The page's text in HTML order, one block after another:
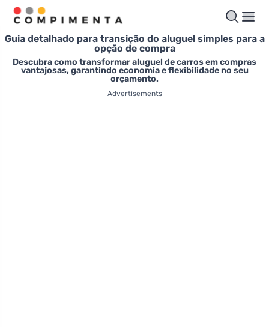
Guia detalhado para transição do aluguel simples para a
opção de compra
Descubra como transformar aluguel de carros em compras
vantajosas, garantindo economia e flexibilidade no seu
orçamento.
Advertisements